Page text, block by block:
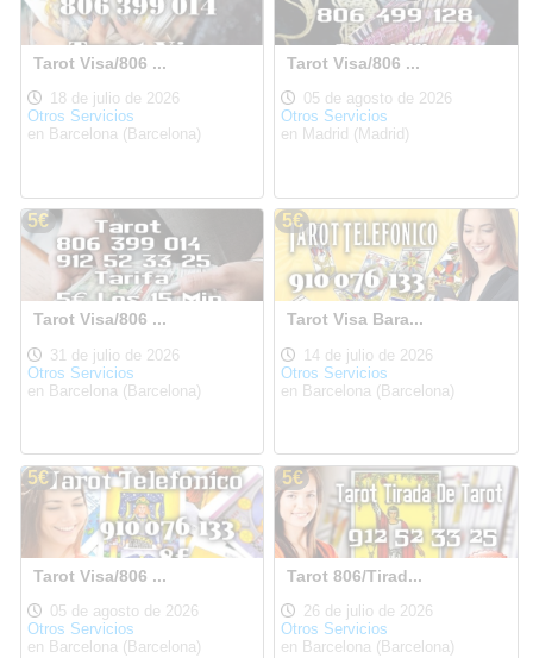
Tarot Visa/806 ...
18 de julio de 2026
Otros Servicios
en Barcelona (Barcelona)
Tarot Visa/806 ...
05 de agosto de 2026
Otros Servicios
en Madrid (Madrid)
5€
Tarot Visa/806 ...
31 de julio de 2026
Otros Servicios
en Barcelona (Barcelona)
5€
Tarot Visa Bara...
14 de julio de 2026
Otros Servicios
en Barcelona (Barcelona)
5€
Tarot Visa/806 ...
05 de agosto de 2026
Otros Servicios
en Barcelona (Barcelona)
5€
Tarot 806/Tirad...
26 de julio de 2026
Otros Servicios
en Barcelona (Barcelona)